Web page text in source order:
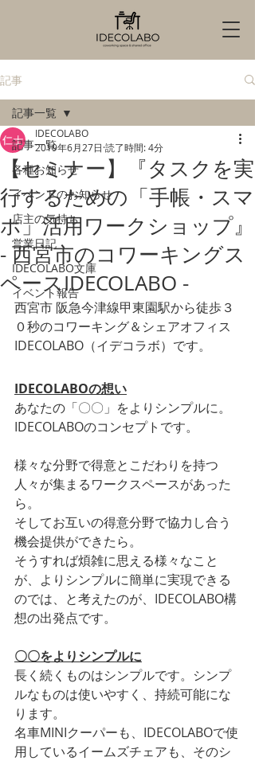
記事
記事一覧
各種お知らせ
イベントのお知らせ
店主の気持ち
営業日記
IDECOLABO文庫
イベント報告
記事一覧
【セミナー】『タスクを実
行するための「手帳・スマ
ホ」活用ワークショップ』
- 西宮市のコワーキングス
ペースIDECOLABO -
IDECOLABO
2019年6月27日 読了時間: 4分
西宮市 阪急今津線甲東園駅から徒歩３
０秒のコワーキング＆シェアオフィス
IDECOLABO（イデコラボ）です。
IDECOLABOの想い
あなたの「〇〇」をよりシンプルに。
IDECOLABOのコンセプトです。
様々な分野で得意とこだわりを持つ
人々が集まるワークスペースがあった
ら。
そしてお互いの得意分野で協力し合う
機会提供ができたら。
そうすれば煩雑に思える様々なこと
が、よりシンプルに簡単に実現できる
のでは、と考えたのが、IDECOLABO構
想の出発点です。
〇〇をよりシンプルに
長く続くものはシンプルです。シンプ
ルなものは使いやすく、持続可能にな
ります。
名車MINIクーパーも、IDECOLABOで使
用しているイームズチェアも、そのシ